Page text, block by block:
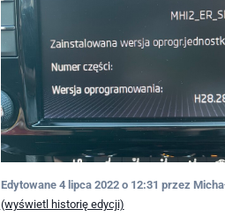
Edytowane 4 lipca 2022 o 12:31 przez
(wyświetl historię edycji)